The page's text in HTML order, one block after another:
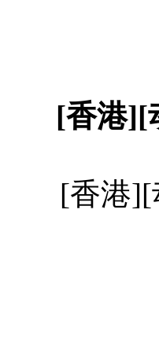
[香港][
[香港][